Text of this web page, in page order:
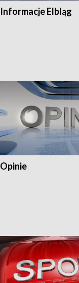
Informacje Elbląg
Opinie